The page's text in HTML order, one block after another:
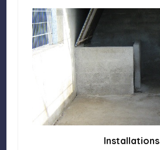
Installations